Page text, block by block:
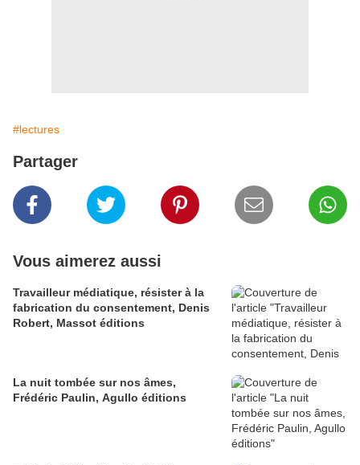
#lectures
Partager
Vous aimerez aussi
Travailleur médiatique, résister à la
fabrication du consentement, Denis
Robert, Massot éditions
La nuit tombée sur nos âmes,
Frédéric Paulin, Agullo éditions